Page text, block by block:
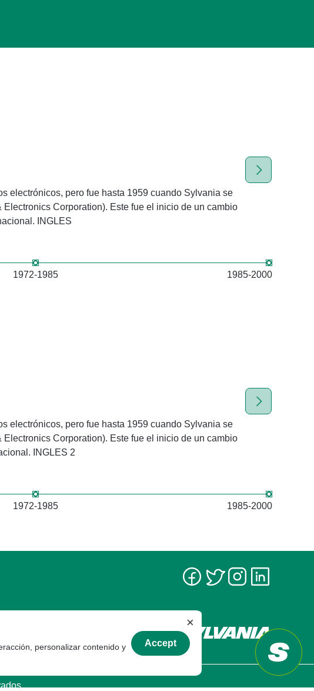
electrónicos, pero fue hasta 1959 cuando Sylvania se
Corporation). Este fue el inicio de un cambio
INGLES
1972-1985 1985-2000
electrónicos, pero fue hasta 1959 cuando Sylvania se
Corporation). Este fue el inicio de un cambio
INGLES 2
1972-1985 1985-2000
×
personalizar contenido y
Accept